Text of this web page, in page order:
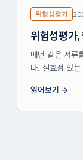
위험성평가
위험성평가
매년 같은 서류
다. 실효성 있
읽어보기